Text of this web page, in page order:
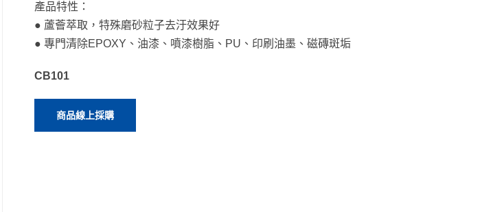
產品特性：
● 蘆薈萃取，特殊磨砂粒子去汙效果好
● 專門清除EPOXY、油漆、噴漆樹脂、PU、印刷油墨、磁磚斑垢
CB101
商品線上採購